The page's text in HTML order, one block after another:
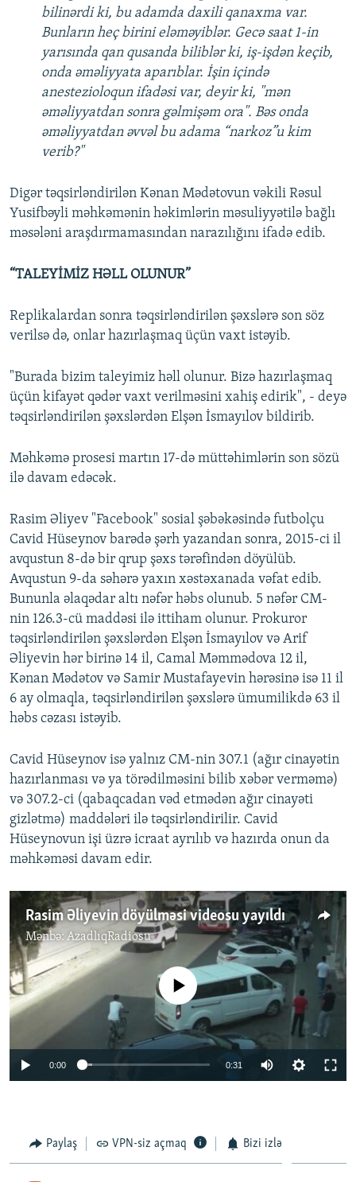
bilinərdi ki, bu adamda daxili qanaxma var.
Bunların heç birini eləməyiblər. Gecə saat 1-in
yarısında qan qusanda biliblər ki, iş-işdən keçib,
onda əməliyyata aparıblar. İşin içində
anestezioloqun ifadəsi var, deyir ki, "mən
əməliyyatdan sonra gəlmişəm ora". Bəs onda
əməliyyatdan əvvəl bu adama “narkoz”u kim
verib?"
Digər təqsirləndirilən Kənan Mədətovun vəkili Rəsul
Yusifbəyli məhkəmənin həkimlərin məsuliyyətilə bağlı
məsələni araşdırmamasından narazılığını ifadə edib.
“TALEYİMİZ HƏLL OLUNUR”
Replikalardan sonra təqsirləndirilən şəxslərə son söz
verilsə də, onlar hazırlaşmaq üçün vaxt istəyib.
"Burada bizim taleyimiz həll olunur. Bizə hazırlaşmaq
üçün kifayət qədər vaxt verilməsini xahiş edirik", - deyə
təqsirləndirilən şəxslərdən Elşən İsmayılov bildirib.
Məhkəmə prosesi martın 17-də müttəhimlərin son sözü
ilə davam edəcək.
Rasim Əliyev "Facebook" sosial şəbəkəsində futbolçu
Cavid Hüseynov barədə şərh yazandan sonra, 2015-ci il
avqustun 8-də bir qrup şəxs tərəfindən döyülüb.
Avqustun 9-da səhərə yaxın xəstəxanada vəfat edib.
Bununla əlaqədar altı nəfər həbs olunub. 5 nəfər CM-
nin 126.3-cü maddəsi ilə ittiham olunur. Prokuror
təqsirləndirilən şəxslərdən Elşən İsmayılov və Arif
Əliyevin hər birinə 14 il, Camal Məmmədova 12 il,
Kənan Mədətov və Samir Mustafayevin hərəsinə isə 11 il
6 ay olmaqla, təqsirləndirilən şəxslərə ümumilikdə 63 il
həbs cəzası istəyib.
Cavid Hüseynov isə yalnız CM-nin 307.1 (ağır cinayətin
hazırlanması və ya törədilməsini bilib xəbər verməmə)
və 307.2-ci (qabaqcadan vəd etmədən ağır cinayəti
gizlətmə) maddələri ilə təqsirləndirilir. Cavid
Hüseynovun işi üzrə icraat ayrılıb və hazırda onun da
məhkəməsi davam edir.
Rasim Əliyevin döyülməsi videosu yayıldı
Mənbə: AzadlıqRadiosu
No media source currently available
0:00 0:31
Paylaş VPN-siz açmaq Bizi izlə